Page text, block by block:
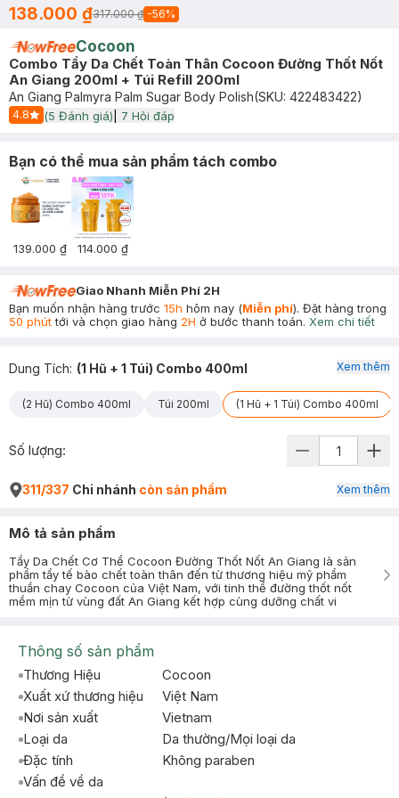
138.000 ₫317.000 ₫ -56%
Cocoon
Combo Tẩy Da Chết Toàn Thân Cocoon Đường Thốt Nốt
An Giang 200ml + Túi Refill 200ml
An Giang Palmyra Palm Sugar Body Polish(SKU: 422483422)
4.8
Start Icon
(5 Đánh giá) 7 Hỏi đáp
Bạn có thể mua sản phẩm tách combo
139.000 ₫ 114.000 ₫
Giao Nhanh Miễn Phí 2H
Bạn muốn nhận hàng trước 15h hôm nay (Miễn phí). Đặt hàng trong
50 phúttới và chọn giao hàng 2H ở bước thanh toán. Xem chi tiết
Dung Tích: (1 Hũ + 1 Túi) Combo 400ml
(2 Hũ) Combo 400ml Túi 200ml (1 Hũ + 1 Túi) Combo 400ml
Xem thêm
Số lượng:
311/337 Chi nhánh còn sản phẩm Xem thêm
Mô tả sản phẩm
Tẩy Da Chết Cơ Thể Cocoon Đường Thốt Nốt An Giang là sản
phẩm tẩy tế bào chết toàn thân đến từ thương hiệu mỹ phẩm
thuần chay Cocoon của Việt Nam, với tinh thể đường thốt nốt
mềm mịn từ vùng đất An Giang kết hợp cùng dưỡng chất vi
Thông số sản phẩm
Thương Hiệu
Cocoon
Xuất xứ thương hiệu
Việt Nam
Nơi sản xuất
Vietnam
Loại da
Da thường/Mọi loại da
Đặc tính
Không paraben
Vấn đề về da